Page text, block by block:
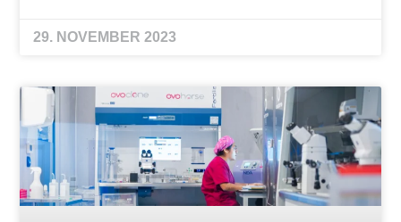
29. NOVEMBER 2023